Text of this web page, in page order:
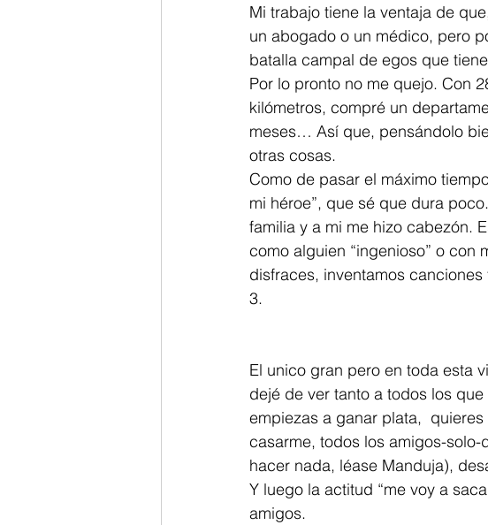
Mi trabajo tiene la ventaja de
un abogado o un médico, pero
batalla campal de egos que
Por lo pronto no me quejo. Con
kilómetros, compré un
meses… Así que, pensándolo
otras cosas.
Como de pasar el máximo
mi héroe”, que sé que dura
familia y a mi me hizo cabezón.
como alguien “ingenioso” o con
disfraces, inventamos
3.
El unico gran pero en toda esta
dejé de ver tanto a todos los
empiezas a ganar plata,
casarme, todos los amigos-
hacer nada, léase Manduja),
Y luego la actitud “me voy a
amigos.